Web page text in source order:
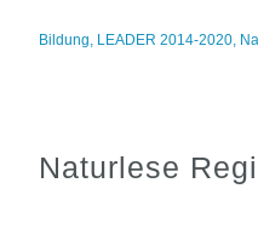
Bildung, LEADER 2014-2020,
Naturlese